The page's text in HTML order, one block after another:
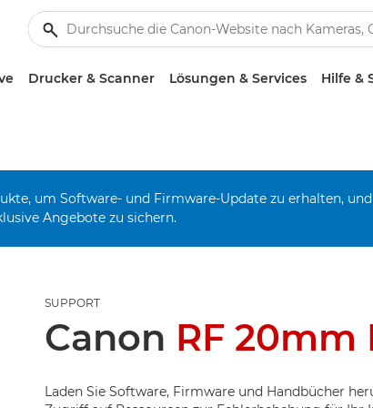
Drucker & Scanner Lösungen & Services Hilfe &
um Software- und Firmware-Update zu erhalten,
Angebote zu sichern.
SUPPORT
Canon RF 20mm
Laden Sie Software, Firmware und Handbücher